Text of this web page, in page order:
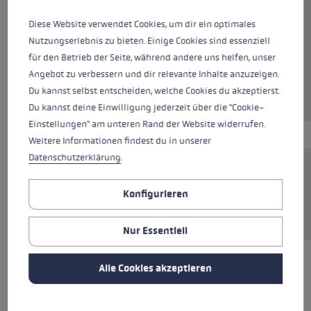
In den Warenkorb
Die Gummipuffer "Silent Spike Pad Trekking"
bieten optimalen Halt auf Asphalt, leichtem
Schotter und befestigten Waldböden.
ALLE EIGENSCHAFTEN
Diese Website verwendet Cookies, um dir ein optimales
Nutzungserlebnis zu bieten. Einige Cookies sind essenziell
für den Betrieb der Seite, während andere uns helfen, unser
Angebot zu verbessern und dir relevante Inhalte anzuzeigen.
Du kannst selbst entscheiden, welche Cookies du akzeptierst.
Du kannst deine Einwilligung jederzeit über die "Cookie-
Einstellungen" am unteren Rand der Website widerrufen.
Weitere Informationen findest du in unserer
Datenschutzerklärung.
Konfigurieren
Nur Essentiell
Alle Cookies akzeptieren